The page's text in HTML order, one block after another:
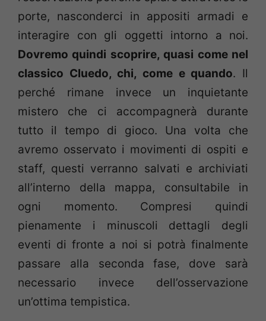
porte, nasconderci in appositi armadi e
interagire con gli oggetti intorno a noi.
Dovremo quindi scoprire, quasi come nel
classico Cluedo, chi, come e quando. Il
perché rimane invece un inquietante
mistero che ci accompagnerà durante
tutto il tempo di gioco. Una volta che
avremo osservato i movimenti di ospiti e
staff, questi verranno salvati e archiviati
all’interno della mappa, consultabile in
ogni momento. Compresi quindi
pienamente i minuscoli dettagli degli
eventi di fronte a noi si potrà finalmente
passare alla seconda fase, dove sarà
necessario invece dell’osservazione
un’ottima tempistica.